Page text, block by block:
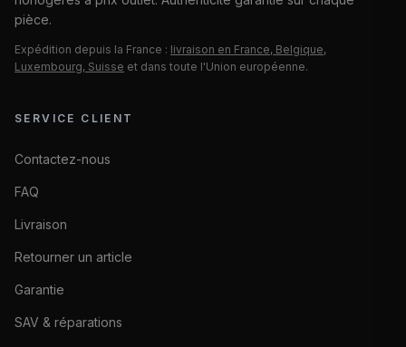
pièce.
Expédition depuis la France : livraison en France, Belgique,
Luxembourg, Suisse et dans toute l'Union européenne.
SERVICE CLIENT
Contactez-nous
FAQ
Livraison
Retourner un article
Garantie
SAV & réparations